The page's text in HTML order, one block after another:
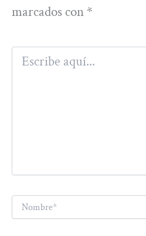
marcados con *
Escribe
aquí...
Nombre*